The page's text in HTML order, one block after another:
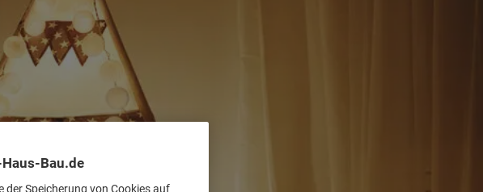
Bau.de
der Speicherung von Cookies auf